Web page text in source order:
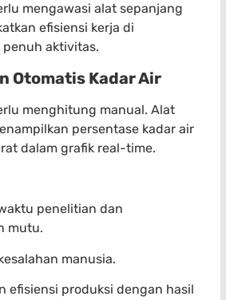
mengawasi alat sepanjang
efisiensi kerja di
aktivitas.
Otomatis Kadar Air
menghitung manual. Alat
persentase kadar air
dalam grafik real-time.
penelitian dan
mutu.
manusia.
efisiensi produksi dengan hasil